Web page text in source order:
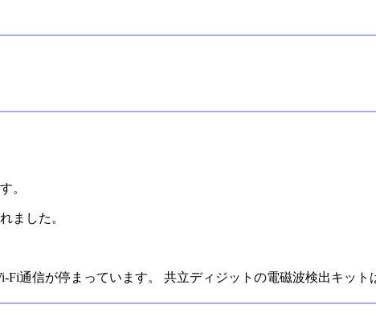
。
ました。
Fi通信が停まっています。 共立ディジットの電磁波検出キット